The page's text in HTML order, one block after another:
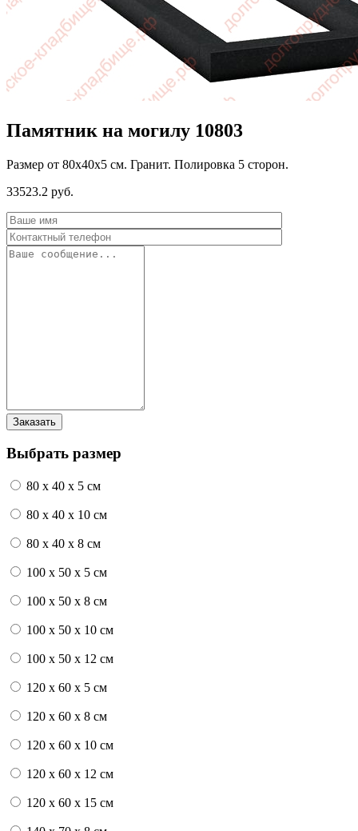
Памятник на могилу 10803
Размер от 80х40х5 см. Гранит. Полировка 5 сторон.
33523.2 руб.
Выбрать размер
80 x 40 x 5 см
80 x 40 x 10 см
80 x 40 x 8 см
100 x 50 x 5 см
100 х 50 х 8 см
100 x 50 x 10 см
100 x 50 x 12 см
120 x 60 x 5 см
120 x 60 x 8 см
120 x 60 x 10 см
120 x 60 x 12 см
120 x 60 x 15 см